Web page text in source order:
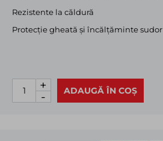
Rezistente la căldură
Protecție gheată și încălțăminte sudor
ADAUGĂ ÎN COȘ
+
-